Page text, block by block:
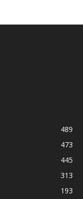
489
473
445
313
193